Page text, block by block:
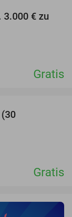
3.000 € zu
Gratis
Gratis